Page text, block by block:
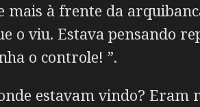
à frente da
o viu. Estava pensando
o controle! ”.
estavam vindo? Eram